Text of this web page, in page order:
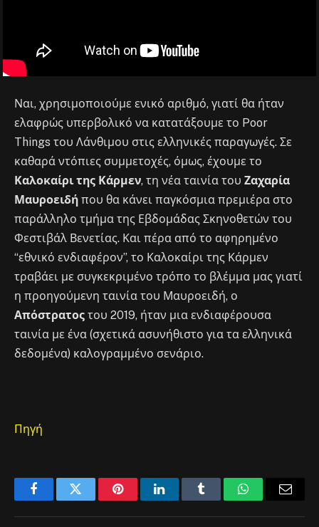
Ναι, χρησιμοποιούμε ενικό αριθμό, γιατί θα ήταν
ελαφρώς υπερβολικό να κατατάξουμε το Poor
Things του Λάνθιμου στις ελληνικές παραγωγές. Σε
καθαρά ντόπιες συμμετοχές, όμως, έχουμε το
Καλοκαίρι της Κάρμεν, τη νέα ταινία του Ζαχαρία
Μαυροειδή που θα κάνει παγκόσμια πρεμιέρα στο
παράλληλο τμήμα της Εβδομάδας Σκηνοθετών του
Φεστιβάλ Βενετίας. Και πέρα από το αφηρημένο
“εθνικό ενδιαφέρον”, το Καλοκαίρι της Κάρμεν
τραβάει με συγκεκριμένο τρόπο το βλέμμα μας γιατί
η προηγούμενη ταινία του Μαυροειδή, ο
Απόστρατος του 2019, ήταν μια ενδιαφέρουσα
ταινία με ένα (σχετικά ασυνήθιστο για τα ελληνικά
δεδομένα) καλογραμμένο σενάριο.
Πηγή
FacebookTwitter PinterestLinkedInTumblr WhatsAppEmail